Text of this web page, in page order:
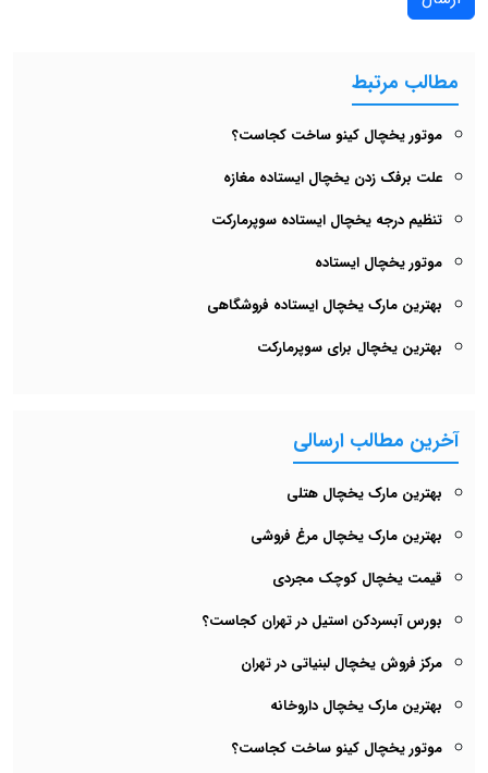
مطالب مرتبط
موتور یخچال کینو ساخت کجاست؟
علت برفک زدن یخچال ایستاده مغازه
تنظیم درجه یخچال ایستاده سوپرمارکت
موتور یخچال ایستاده
بهترین مارک یخچال ایستاده فروشگاهی
بهترین یخچال برای سوپرمارکت
آخرین مطالب ارسالی
بهترین مارک یخچال هتلی
بهترین مارک یخچال مرغ‌ فروشی
قیمت یخچال کوچک مجردی
بورس آبسردکن استیل در تهران کجاست؟
مرکز فروش یخچال لبنیاتی در تهران
بهترین مارک یخچال داروخانه
موتور یخچال کینو ساخت کجاست؟